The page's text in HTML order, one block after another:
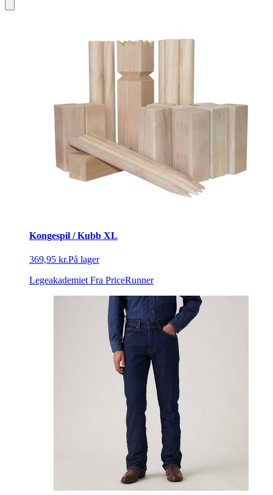
Kongespil / Kubb XL
369,95 kr.På lager
Legeakademiet Fra PriceRunner